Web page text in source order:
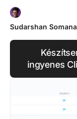
Sudarshan
ingyenes